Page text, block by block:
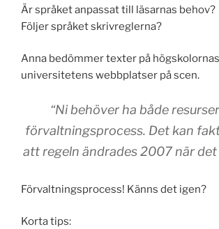
Är språket anpassat till läsarnas behov?
Följer språket skrivreglerna?
Anna bedömmer texter på
universitetens webbplatser på scen.
“Ni behöver ha både
förvaltningsprocess. Det kan
att regeln ändrades 2007 när det
Förvaltningsprocess! Känns det igen?
Korta tips: